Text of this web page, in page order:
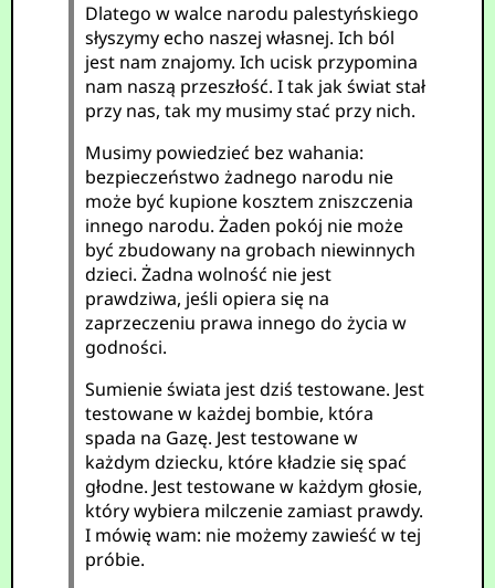
Dlatego w walce narodu palestyńskiego
słyszymy echo naszej własnej. Ich ból
jest nam znajomy. Ich ucisk przypomina
nam naszą przeszłość. I tak jak świat stał
przy nas, tak my musimy stać przy nich.
Musimy powiedzieć bez wahania:
bezpieczeństwo żadnego narodu nie
może być kupione kosztem zniszczenia
innego narodu. Żaden pokój nie może
być zbudowany na grobach niewinnych
dzieci. Żadna wolność nie jest
prawdziwa, jeśli opiera się na
zaprzeczeniu prawa innego do życia w
godności.
Sumienie świata jest dziś testowane. Jest
testowane w każdej bombie, która
spada na Gazę. Jest testowane w
każdym dziecku, które kładzie się spać
głodne. Jest testowane w każdym głosie,
który wybiera milczenie zamiast prawdy.
I mówię wam: nie możemy zawieść w tej
próbie.